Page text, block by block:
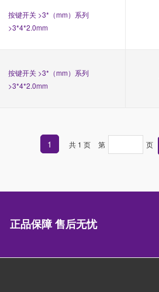
按键开关 >3*（mm）系列
>3*4*2.0mm
按键开关 >3*（mm）系列
>3*4*2.0mm
1 共 1 页 第 页
正品保障 售后无忧